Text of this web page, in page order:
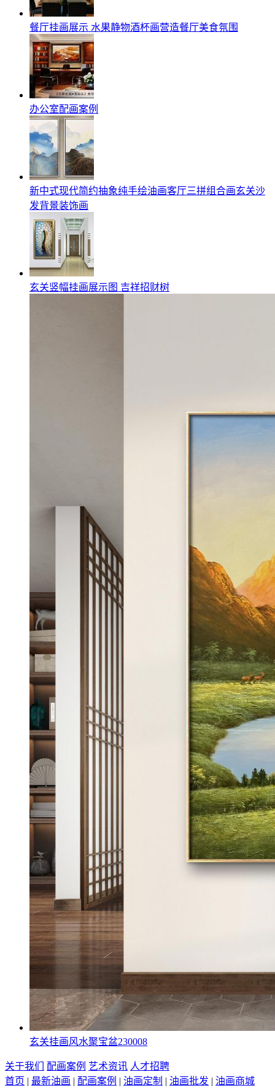
餐厅挂画展示 水果静物酒杯画营造餐厅美食氛围
办公室配画案例
新中式现代简约抽象纯手绘油画客厅三拼组合画玄关沙
发背景装饰画
玄关竖幅挂画展示图 吉祥招财树
玄关挂画风水聚宝盆230008
关于我们 配画案例 艺术资讯 人才招聘
首页 | 最新油画 | 配画案例 | 油画定制 | 油画批发 | 油画商城